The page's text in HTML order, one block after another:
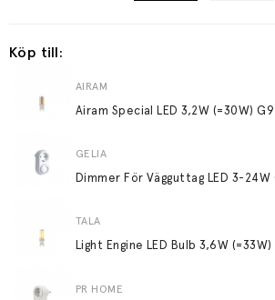
Köp till:
AIRAM
Airam Special LED 3,2W (=30W) G9
GELIA
TALA
PR HOME